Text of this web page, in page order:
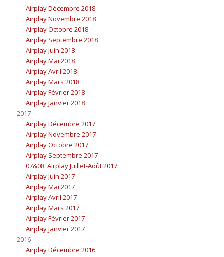
Airplay Décembre 2018
Airplay Novembre 2018
Airplay Octobre 2018
Airplay Septembre 2018
Airplay Juin 2018
Airplay Mai 2018
Airplay Avril 2018
Airplay Mars 2018
Airplay Février 2018
Airplay Janvier 2018
2017
Airplay Décembre 2017
Airplay Novembre 2017
Airplay Octobre 2017
Airplay Septembre 2017
07&08. Airplay Juillet-Août 2017
Airplay Juin 2017
Airplay Mai 2017
Airplay Avril 2017
Airplay Mars 2017
Airplay Février 2017
Airplay Janvier 2017
2016
Airplay Décembre 2016